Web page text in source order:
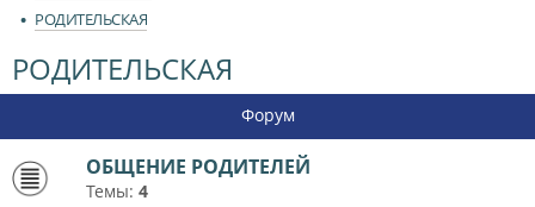
РОДИТЕЛЬСКАЯ
РОДИТЕЛЬСКАЯ
Форум
ОБЩЕНИЕ РОДИТЕЛЕЙ
Темы: 4